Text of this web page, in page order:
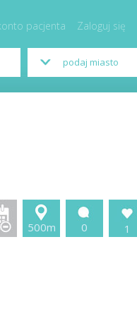
pacjenta Zaloguj się
500m 0 1